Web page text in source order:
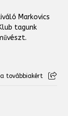
Markovics
tagunk
továbbiakért